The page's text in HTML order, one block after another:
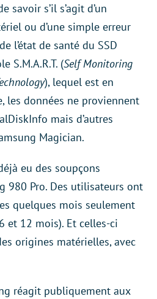
savoir s’il s’agit d’un
ou d’une simple erreur
l’état de santé du SSD
S.M.A.R.T. (Self Monitoring
), lequel est en
les données ne proviennent
mais d’autres
Magician.
eu des soupçons
980 Pro. Des utilisateurs ont
quelques mois seulement
et 12 mois). Et celles-ci
origines matérielles, avec
réagit publiquement aux